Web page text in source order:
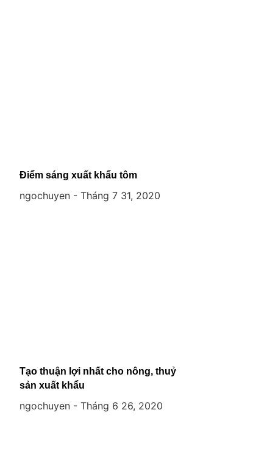
Điểm sáng xuất khẩu tôm
ngochuyen Tháng 7 31, 2020
Tạo thuận lợi nhất cho nông, thuỷ
sản xuất khẩu
ngochuyen Tháng 6 26, 2020